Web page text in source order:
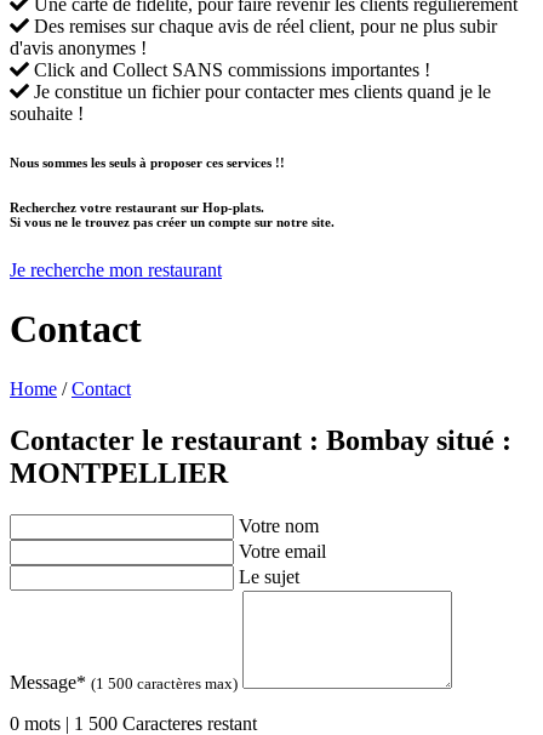
Une carte de fidélité, pour faire revenir les clients régulièrement
Des remises sur chaque avis de réel client, pour ne plus subir
d'avis anonymes !
Click and Collect SANS commissions importantes !
Je constitue un fichier pour contacter mes clients quand je le
souhaite !
Nous sommes les seuls à proposer ces services !!
Recherchez votre restaurant sur Hop-plats.
Si vous ne le trouvez pas créer un compte sur notre site.
Je recherche mon restaurant
Contact
Home /Contact
Contacter le restaurant : Bombay situé :
MONTPELLIER
Votre nom
Votre email
Le sujet
Message* (1 500 caractères max)
0 mots | 1 500 Caracteres restant